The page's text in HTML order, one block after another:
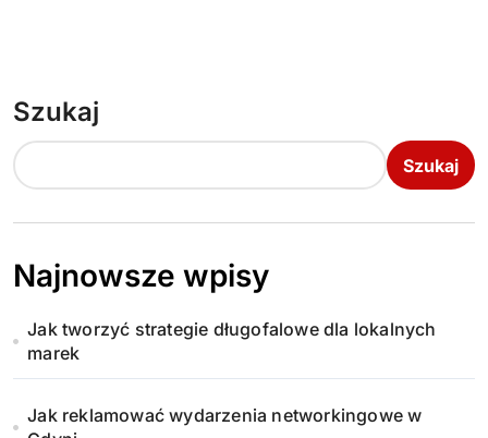
Szukaj
Szukaj
Najnowsze wpisy
Jak tworzyć strategie długofalowe dla lokalnych
marek
Jak reklamować wydarzenia networkingowe w